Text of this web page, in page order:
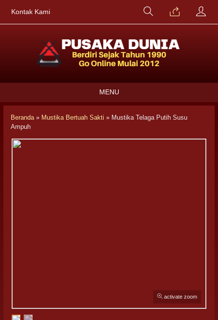
Kontak Kami
MENU
Beranda» Mustika Bertuah Sakti » Mustika Telaga Putih Susu
Ampuh
activate zoom